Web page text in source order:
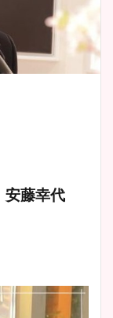
安藤幸代